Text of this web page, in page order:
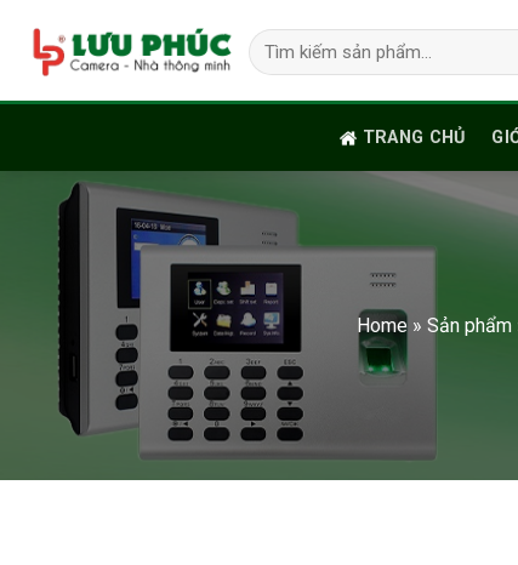
content
Tìm
kiếm:
TRANG CHỦ
Home » Sản phẩm